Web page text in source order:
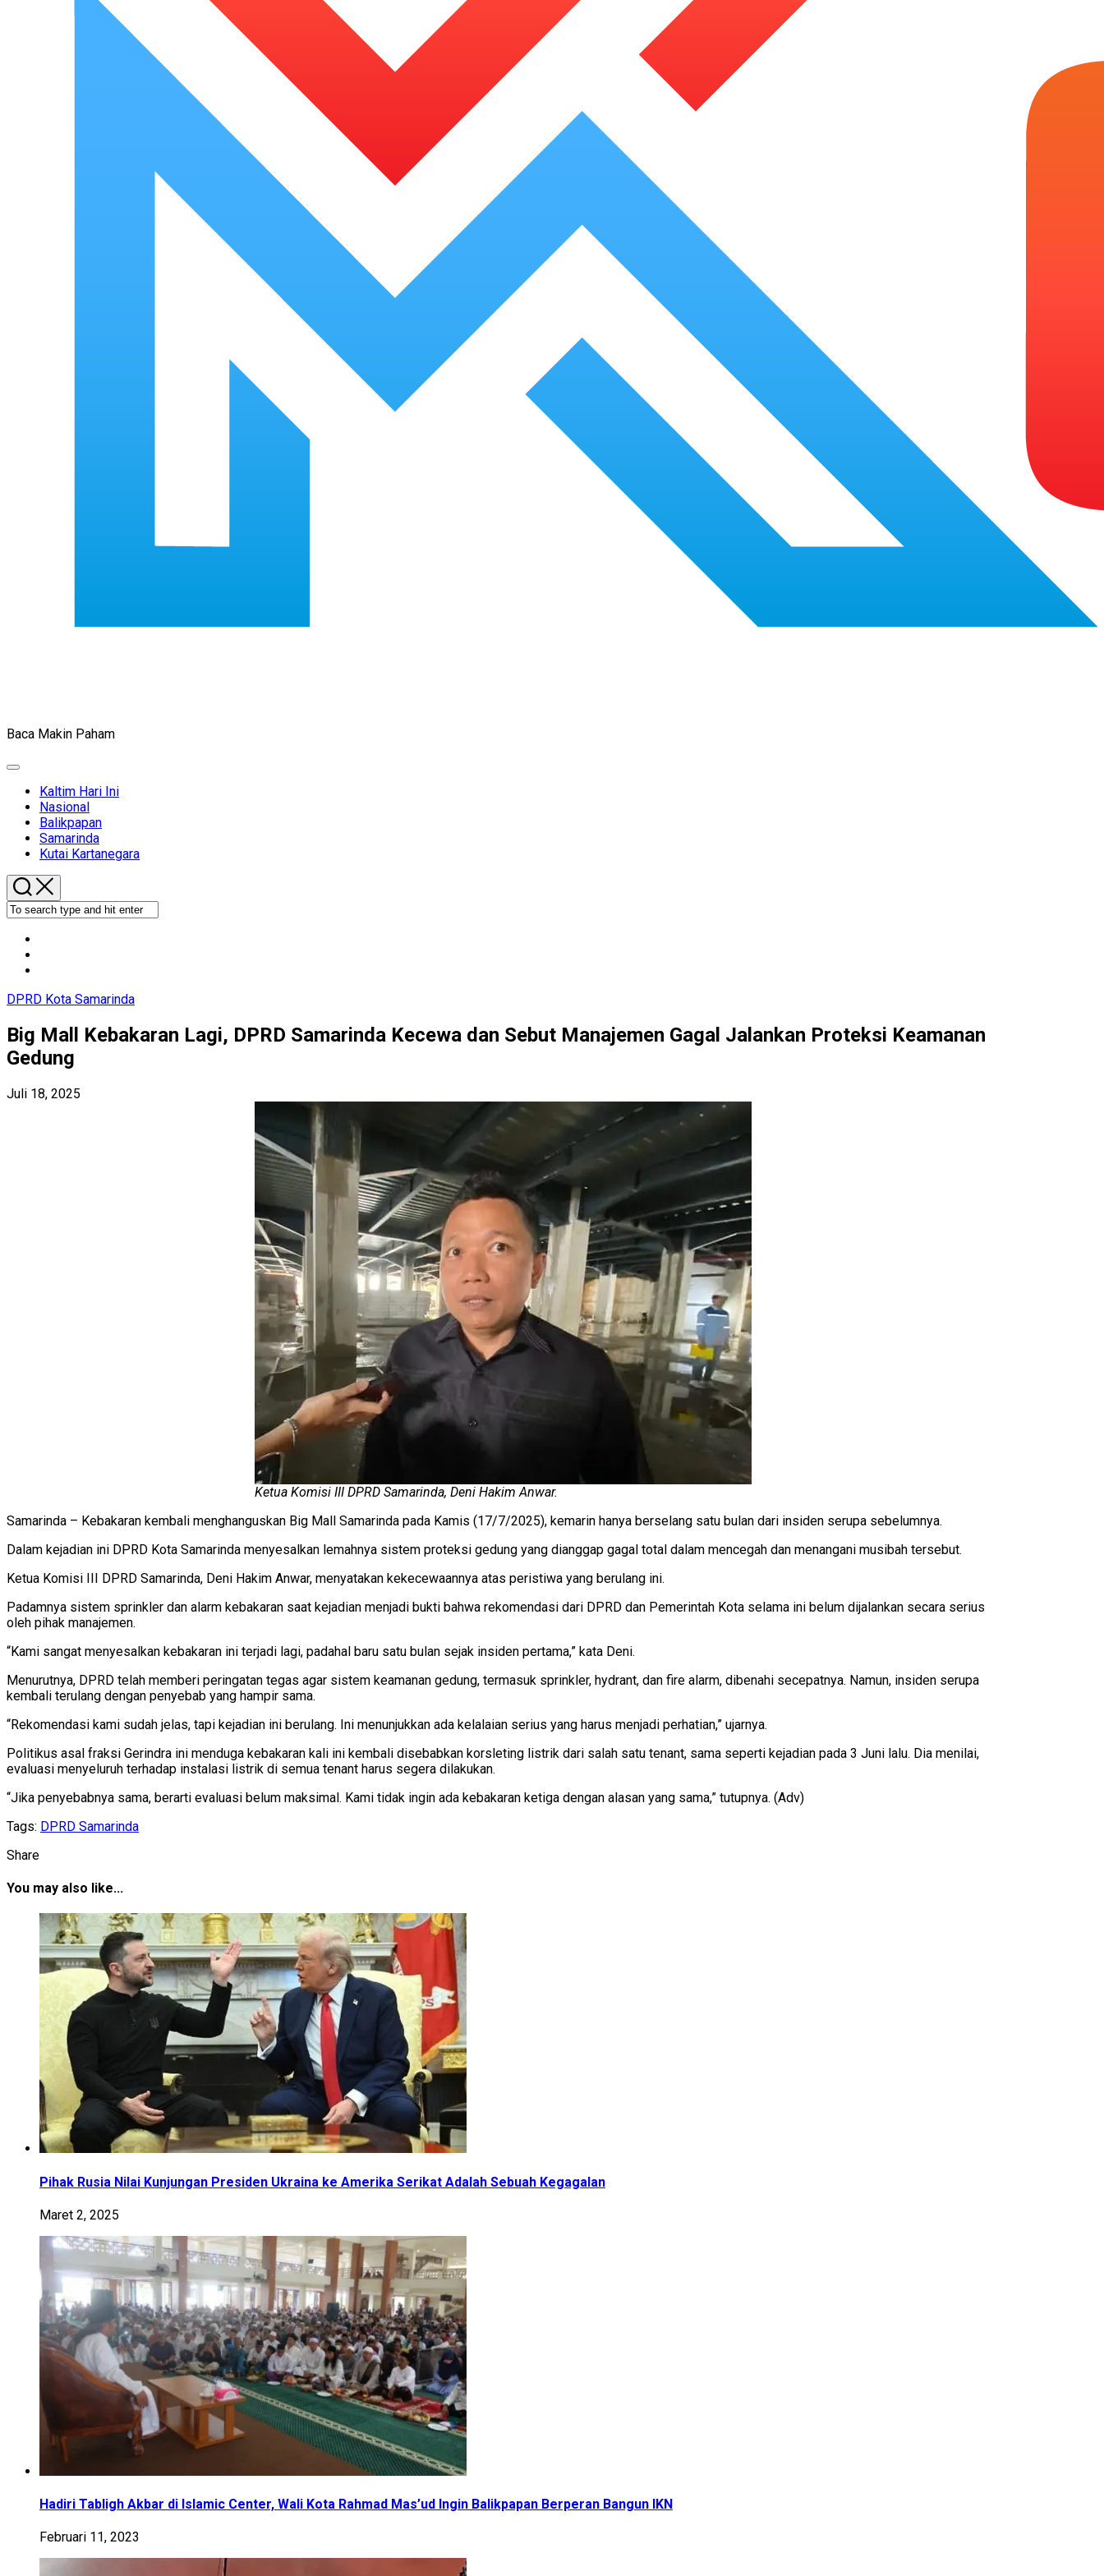
Baca Makin Paham
Expand
Kaltim Hari Ini
Nasional
Balikpapan
Samarinda
Kutai Kartanegara
DPRD Kota Samarinda
Big Mall Kebakaran Lagi, DPRD Samarinda Kecewa dan Sebut Manajemen Gagal Jalankan Proteksi Keamanan
Gedung
Juli 18, 2025
Ketua Komisi III DPRD Samarinda, Deni Hakim Anwar.
Samarinda – Kebakaran kembali menghanguskan Big Mall Samarinda pada Kamis (17/7/2025), kemarin hanya berselang satu bulan dari insiden serupa sebelumnya.
Dalam kejadian ini DPRD Kota Samarinda menyesalkan lemahnya sistem proteksi gedung yang dianggap gagal total dalam mencegah dan menangani musibah tersebut.
Ketua Komisi III DPRD Samarinda, Deni Hakim Anwar, menyatakan kekecewaannya atas peristiwa yang berulang ini.
Padamnya sistem sprinkler dan alarm kebakaran saat kejadian menjadi bukti bahwa rekomendasi dari DPRD dan Pemerintah Kota selama ini belum dijalankan secara serius
oleh pihak manajemen.
“Kami sangat menyesalkan kebakaran ini terjadi lagi, padahal baru satu bulan sejak insiden pertama,” kata Deni.
Menurutnya, DPRD telah memberi peringatan tegas agar sistem keamanan gedung, termasuk sprinkler, hydrant, dan fire alarm, dibenahi secepatnya. Namun, insiden serupa
kembali terulang dengan penyebab yang hampir sama.
“Rekomendasi kami sudah jelas, tapi kejadian ini berulang. Ini menunjukkan ada kelalaian serius yang harus menjadi perhatian,” ujarnya.
Politikus asal fraksi Gerindra ini menduga kebakaran kali ini kembali disebabkan korsleting listrik dari salah satu tenant, sama seperti kejadian pada 3 Juni lalu. Dia menilai,
evaluasi menyeluruh terhadap instalasi listrik di semua tenant harus segera dilakukan.
“Jika penyebabnya sama, berarti evaluasi belum maksimal. Kami tidak ingin ada kebakaran ketiga dengan alasan yang sama,” tutupnya. (Adv)
Tags: DPRD Samarinda
Share
You may also like...
Pihak Rusia Nilai Kunjungan Presiden Ukraina ke Amerika Serikat Adalah Sebuah Kegagalan
Maret 2, 2025
Hadiri Tabligh Akbar di Islamic Center, Wali Kota Rahmad Mas’ud Ingin Balikpapan Berperan Bangun IKN
Februari 11, 2023